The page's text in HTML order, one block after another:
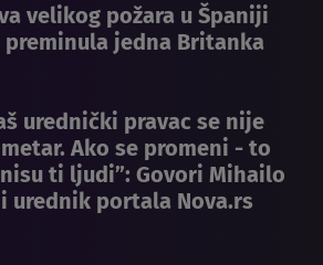
velikog požara u Španiji
preminula jedna Britanka
urednički pravac se nije
Ako se promeni - to
ti ljudi”: Govori Mihailo
urednik portala Nova.rs